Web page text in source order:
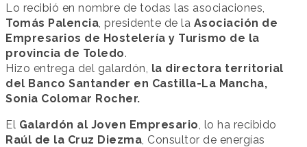
Lo recibió en nombre de todas las asociaciones,
Tomás Palencia, presidente de la Asociación de
Empresarios de Hostelería y Turismo de la
provincia de Toledo.
Hizo entrega del galardón, la directora territorial
del Banco Santander en Castilla-La Mancha,
Sonia Colomar Rocher.
El Galardón al Joven Empresario, lo ha recibido
Raúl de la Cruz Diezma, Consultor de energías